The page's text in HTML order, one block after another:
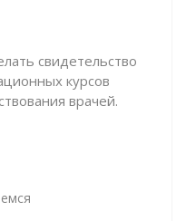
свидетельство
курсов
врачей.